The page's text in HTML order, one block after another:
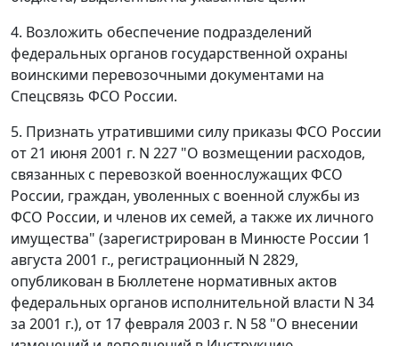
4. Возложить обеспечение подразделений
федеральных органов государственной охраны
воинскими перевозочными документами на
Спецсвязь ФСО России.
5. Признать утратившими силу приказы ФСО России
от 21 июня 2001 г. N 227 "О возмещении расходов,
связанных с перевозкой военнослужащих ФСО
России, граждан, уволенных с военной службы из
ФСО России, и членов их семей, а также их личного
имущества" (зарегистрирован в Минюсте России 1
августа 2001 г., регистрационный N 2829,
опубликован в Бюллетене нормативных актов
федеральных органов исполнительной власти N 34
за 2001 г.), от 17 февраля 2003 г. N 58 "О внесении